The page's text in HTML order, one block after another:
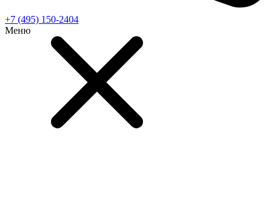
+7 (495) 150-2404
Меню